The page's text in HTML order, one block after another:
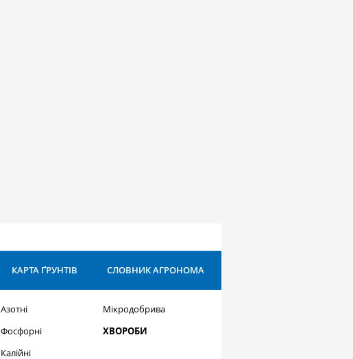
КАРТА ҐРУНТІВ СЛОВНИК АГРОНОМА
Азотні
Фосфорні
Калійні
Мікродобрива
ХВОРОБИ